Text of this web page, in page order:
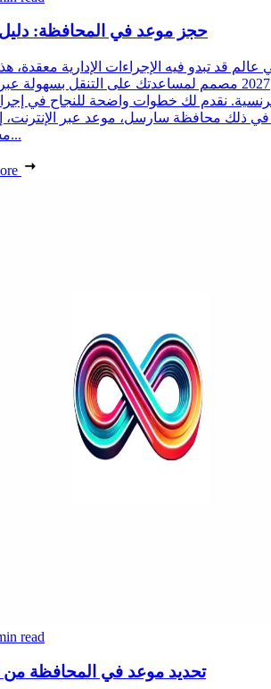
حجز موعد في المحافظة: دليل
عالم قد تبدو فيه الإجراءات الإدارية معقدة،
2027 مصمم لمساعدتك على التنقل بسهولة
نقدم لك خطوات واضحة للنجاح في
في ذلك محافظة سارسل، موعد عبر الإنترنت،
مستندات رسمية...
read
تحديد موعد في المحافظة